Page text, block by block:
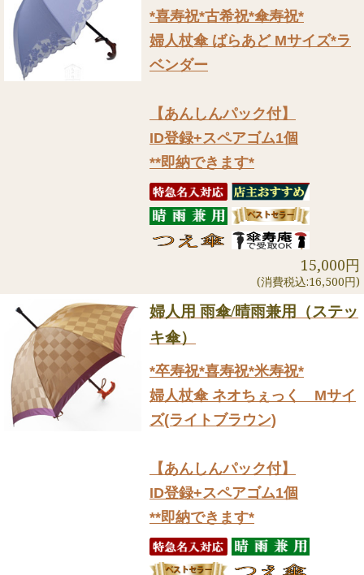
*喜寿祝*古希祝*傘寿祝*
婦人杖傘 ばらあど Mサイズ*ラ
ベンダー
【あんしんパック付】
ID登録+スペアゴム1個
**即納できます*
15,000円
(消費税込:16,500円)
婦人用 雨傘/晴雨兼用（ステッ
キ傘）
*卒寿祝*喜寿祝*米寿祝*
婦人杖傘 ネオちぇっく Mサイ
ズ(ライトブラウン)
【あんしんパック付】
ID登録+スペアゴム1個
**即納できます*